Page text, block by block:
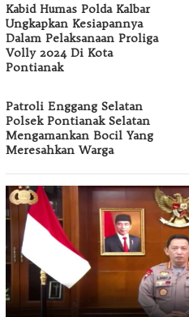
Kabid Humas Polda Kalbar
Ungkapkan Kesiapannya
Dalam Pelaksanaan Proliga
Volly 2024 Di Kota
Pontianak
Patroli Enggang Selatan
Polsek Pontianak Selatan
Mengamankan Bocil Yang
Meresahkan Warga